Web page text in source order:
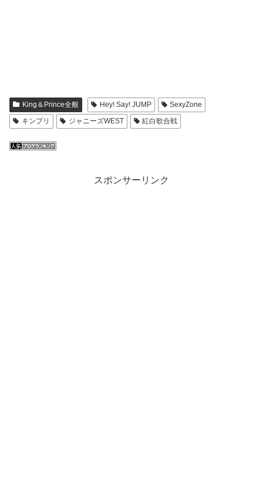
King＆Prince全般 Hey! Say! JUMP
SexyZone
キンプリ
ジャニーズWEST 紅白歌合戦
スポンサーリンク